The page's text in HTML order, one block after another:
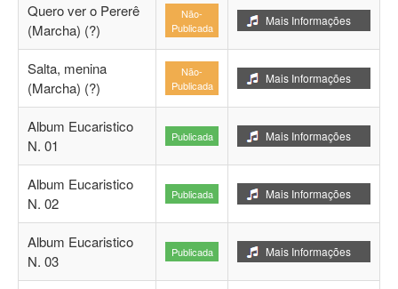
Quero ver o Pererê
(Marcha) (?)
Não-
Publicada
Mais Informações
Salta, menina
(Marcha) (?)
Não-
Publicada
Mais Informações
Album Eucaristico
N. 01
Publicada Mais Informações
Album Eucaristico
N. 02
Publicada Mais Informações
Album Eucaristico
N. 03
Publicada Mais Informações